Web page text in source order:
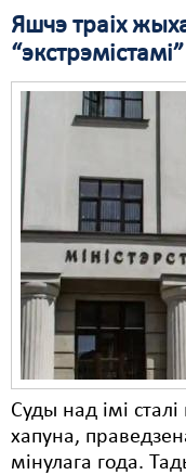
Яшчэ траіх
“экстрэмістамі”
Суды над імі
хапуна,
мінулага года.
Свабода слова
Свабода сумленьня
Суд
Сьмяротнае пакараньне
Экалёгія
Правы працоўных
Сацыяльныя правы